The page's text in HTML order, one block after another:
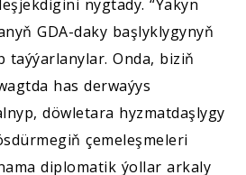
nygtady. “Ýakyn
GDA-daky başlyklygynyň
taýýarlanylar. Onda, biziň
has derwaýys
döwletara hyzmatdaşlygy
çemeleşmeleri
diplomatik ýollar arkaly